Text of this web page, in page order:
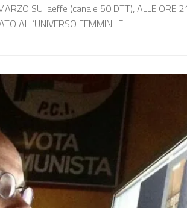
SU laeffe (canale 50 DTT), ALLE ORE
ALL’UNIVERSO FEMMINILE